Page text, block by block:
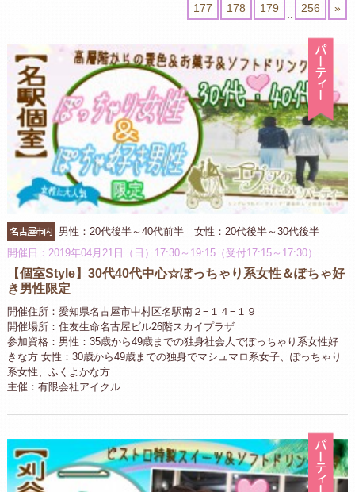
177
178 179 256 »
名古屋市内
男性：20代後半～40代前半 女性：20代後半～30代後半
開催日：2019年04月21日（日）17:30～19:15（受付17:15～17:30）
【個室Style】30代40代中心☆ぽっちゃり系女性＆ぽちゃ好
き男性限定
開催住所：愛知県名古屋市中村区名駅南２−１４−１９
開催場所：住友生命名古屋ビル26階スカイプラザ
参加資格：男性：35歳から49歳までの独身社会人でぽっちゃり系女性好
きな方 女性：30歳から49歳までの独身でマシュマロ系女子、ぽっちゃり
系女性、ふくよかな方
主催：有限会社アイクル
パ